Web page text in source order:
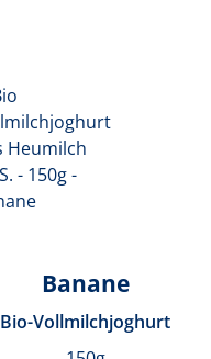
Banane
Bio-Vollmilchjoghurt